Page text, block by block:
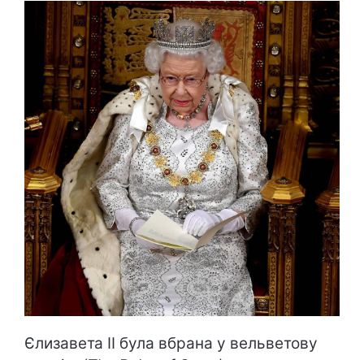
Єлизавета ІІ була вбрана у вельветову